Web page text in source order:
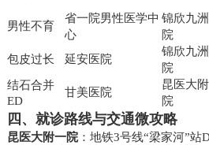
男性不育
省一院男性医学中
心
锦欣九
院
包皮过长 延安医院
锦欣九
院
结石合并
ED
甘美医院
昆医大
院
四、就诊路线与交通微攻略
昆医大附一院：地铁3号线“梁家河”站